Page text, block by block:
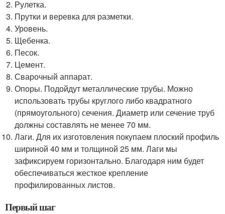
Рулетка.
Прутки и веревка для разметки.
Уровень.
Щебенка.
Песок.
Цемент.
Сварочный аппарат.
Опоры. Подойдут металлические трубы. Можно
использовать трубы круглого либо квадратного
(прямоугольного) сечения. Диаметр или сечение труб
должны составлять не менее 70 мм.
Лаги. Для их изготовления покупаем плоский профиль
шириной 40 мм и толщиной 25 мм. Лаги мы
зафиксируем горизонтально. Благодаря ним будет
обеспечиваться жесткое крепление
профилированных листов.
Первый шаг